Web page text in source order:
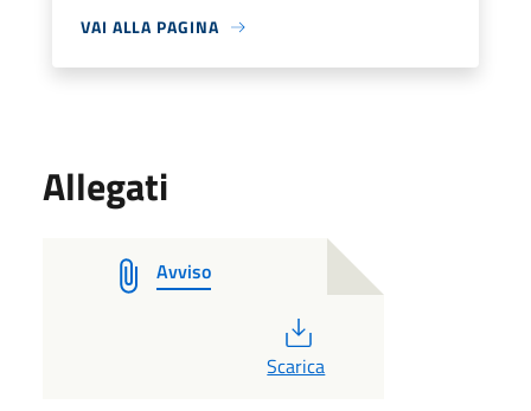
VAI ALLA PAGINA
Allegati
Avviso
Scarica